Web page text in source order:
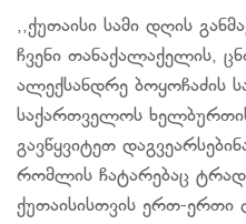
,,ქუთაისი სამი დღის
ჩვენი თანაქალაქელის,
ალექსანდრე ბოყოჩაძის
საქართველოს
გავწყვიტეთ
რომლის ჩატარებაც
ქუთაისისთვის ერთ-ერთი